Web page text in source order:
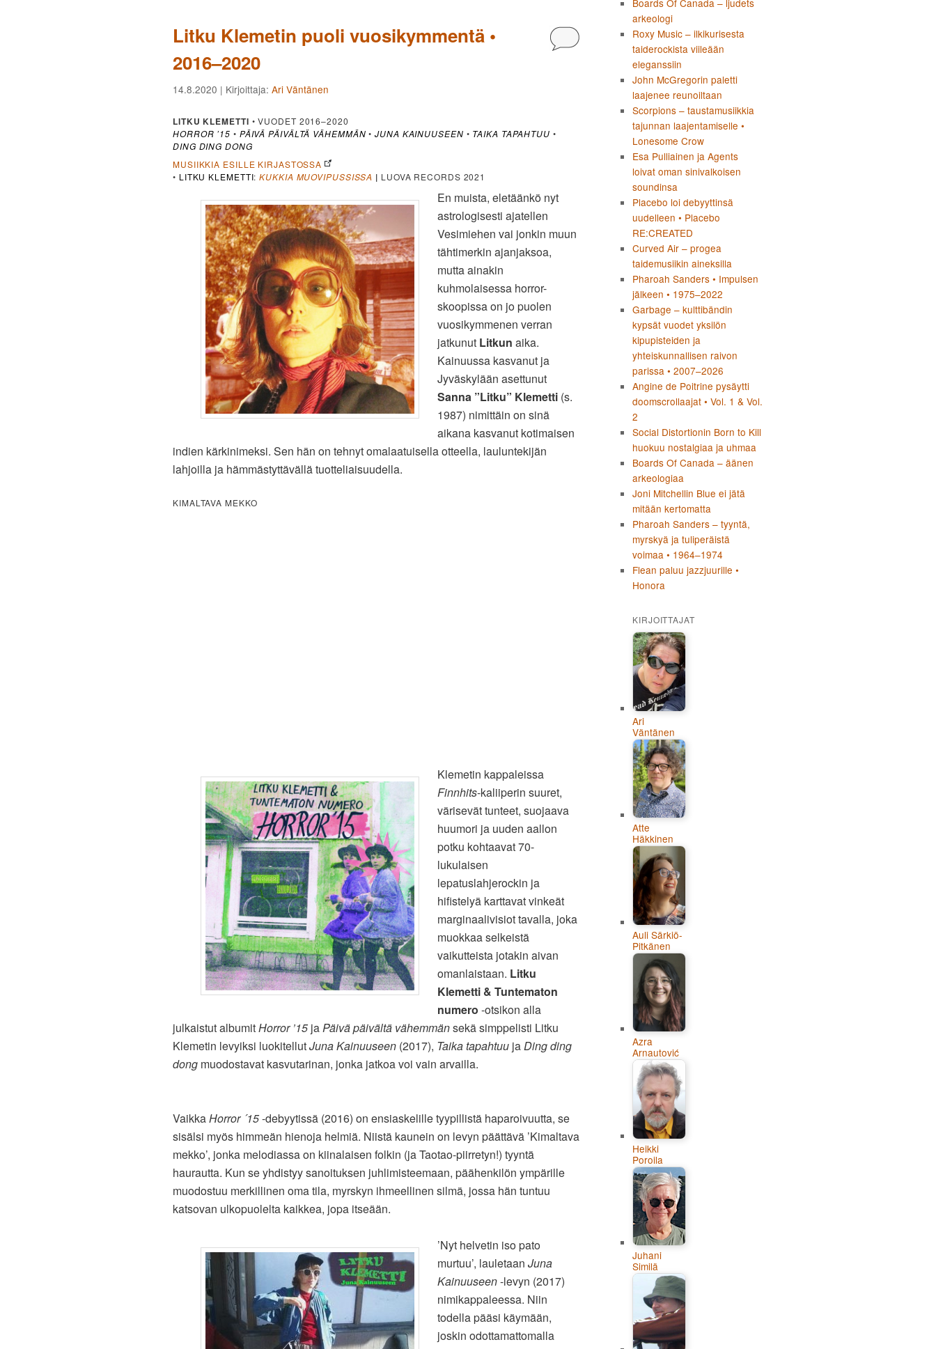
Litku Klemetin puoli vuosikymmentä •
2016–2020
Kommentoi
14.8.2020 | Kirjoittaja: Ari Väntänen
LITKU KLEMETTI • VUODET 2016–2020
HORROR ’15 • PÄIVÄ PÄIVÄLTÄ VÄHEMMÄN •JUNA KAINUUSEEN • TAIKA TAPAHTUU •
DING DING DONG
MUSIIKKIA ESILLE KIRJASTOSSA
• LITKU KLEMETTI:KUKKIA MUOVIPUSSISSA | LUOVA RECORDS 2021
En muista, eletäänkö nyt
astrologisesti ajatellen
Vesimiehen vai jonkin muun
tähtimerkin ajanjaksoa,
mutta ainakin
kuhmolaisessa horror-
skoopissa on jo puolen
vuosikymmenen verran
jatkunut Litkun aika.
Kainuussa kasvanut ja
Jyväskylään asettunut
Sanna ”Litku” Klemetti (s.
1987) nimittäin on sinä
aikana kasvanut kotimaisen
indien kärkinimeksi. Sen hän on tehnyt omalaatuisella otteella, lauluntekijän
lahjoilla ja hämmästyttävällä tuotteliaisuudella.
KIMALTAVA MEKKO
Klemetin kappaleissa
Finnhits-kaliiperin suuret,
värisevät tunteet, suojaava
huumori ja uuden aallon
potku kohtaavat 70-
lukulaisen
lepatuslahjerockin ja
hifistelyä karttavat vinkeät
marginaalivisiot tavalla, joka
muokkaa selkeistä
vaikutteista jotakin aivan
omanlaistaan. Litku
Klemetti & Tuntematon
numero -otsikon alla
julkaistut albumitHorror ’15 jaPäivä päivältä vähemmänsekä simppelisti Litku
Klemetin levyiksi luokitellutJuna Kainuuseen (2017), Taika tapahtuu jaDing ding
dong muodostavat kasvutarinan, jonka jatkoa voi vain arvailla.
VaikkaHorror ´15-debyytissä (2016) on ensiaskelille tyypillistä haparoivuutta, se
sisälsi myös himmeän hienoja helmiä. Niistä kaunein on levyn päättävä ’Kimaltava
mekko’, jonka melodiassa on kiinalaisen folkin (ja Taotao-piirretyn!) tyyntä
haurautta. Kun se yhdistyy sanoituksen juhlimisteemaan, päähenkilön ympärille
muodostuu merkillinen oma tila, myrskyn ihmeellinen silmä, jossa hän tuntuu
katsovan ulkopuolelta kaikkea, jopa itseään.
’Nyt helvetin iso pato
murtuu’, lauletaan Juna
Kainuuseen-levyn (2017)
nimikappaleessa. Niin
todella pääsi käymään,
joskin odottamattomalla
Boards Of Canada – ljudets
arkeologi
Roxy Music – ilkikurisesta
taiderockista viileään
eleganssiin
John McGregorin paletti
laajenee reunoiltaan
Scorpions – taustamusiikkia
tajunnan laajentamiselle •
Lonesome Crow
Esa Pulliainen ja Agents
loivat oman sinivalkoisen
soundinsa
Placebo loi debyyttinsä
uudelleen • Placebo
RE:CREATED
Curved Air – progea
taidemusiikin aineksilla
Pharoah Sanders • Impulsen
jälkeen • 1975–2022
Garbage – kulttibändin
kypsät vuodet yksilön
kipupisteiden ja
yhteiskunnallisen raivon
parissa • 2007–2026
Angine de Poitrine pysäytti
doomscrollaajat • Vol. 1 & Vol.
2
Social Distortionin Born to Kill
huokuu nostalgiaa ja uhmaa
Boards Of Canada – äänen
arkeologiaa
Joni Mitchellin Blue ei jätä
mitään kertomatta
Pharoah Sanders – tyyntä,
myrskyä ja tuliperäistä
voimaa • 1964–1974
Flean paluu jazzjuurille •
Honora
KIRJOITTAJAT
Ari
Väntänen
Atte
Häkkinen
Auli Särkiö-
Pitkänen
Azra
Arnautović
Heikki
Poroila
Juhani
Similä